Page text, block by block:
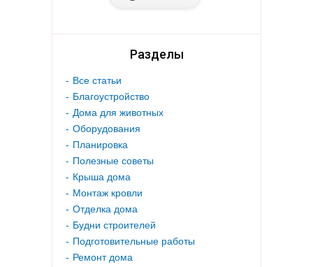
Разделы
Все статьи
Благоустройство
Дома для животных
Оборудования
Планировка
Полезные советы
Крыша дома
Монтаж кровли
Отделка дома
Будни строителей
Подготовительные работы
Ремонт дома